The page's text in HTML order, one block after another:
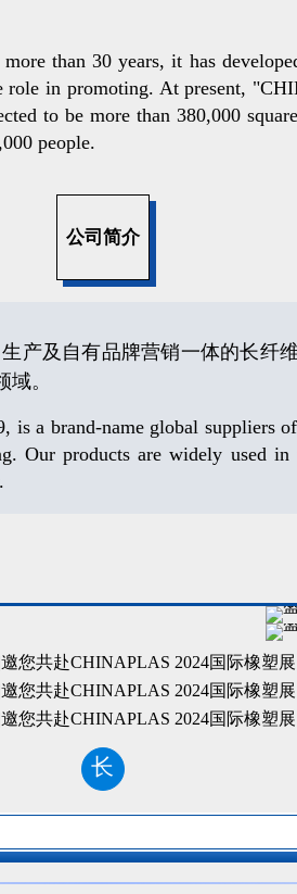
than 30 years, it has
in promoting. At present,
to be more than 380,000
people.
公司简介
产及自有品牌营销一体的长纤
。
a brand-name global suppliers
products are widely used in
长